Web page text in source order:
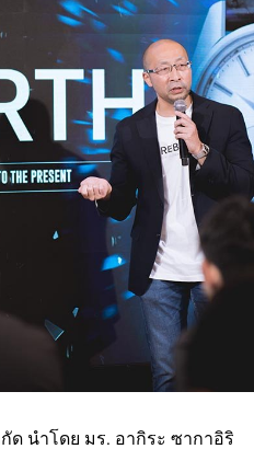
ด นำโดย มร. อากิระ ซากาอิริ